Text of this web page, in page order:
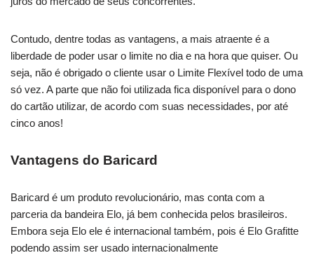
Contudo, dentre todas as vantagens, a mais atraente é a
liberdade de poder usar o limite no dia e na hora que quiser. Ou
seja, não é obrigado o cliente usar o Limite Flexível todo de uma
só vez. A parte que não foi utilizada fica disponível para o dono
do cartão utilizar, de acordo com suas necessidades, por até
cinco anos!
Vantagens do Baricard
Baricard é um produto revolucionário, mas conta com a
parceria da bandeira Elo, já bem conhecida pelos brasileiros.
Embora seja Elo ele é internacional também, pois é Elo Grafitte
podendo assim ser usado internacionalmente